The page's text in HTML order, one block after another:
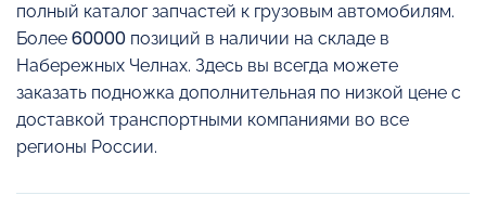
полный каталог запчастей к грузовым автомобилям.
Более 60000 позиций в наличии на складе в
Набережных Челнах. Здесь вы всегда можете
заказать подножка дополнительная по низкой цене с
доставкой транспортными компаниями во все
регионы России.